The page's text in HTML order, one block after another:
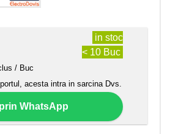
in stoc
< 10 Buc
/ Buc
acesta intra in sarcina Dvs.
WhatsApp